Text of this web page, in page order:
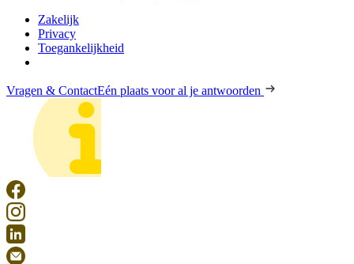
Zakelijk
Privacy
Toegankelijkheid
Vragen & ContactEén plaats voor al je antwoorden